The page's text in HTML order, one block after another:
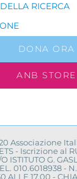
RICERCA
DONA ORA
ANB STORE
Associazione
- Iscrizione al
ISTITUTO G.
010.6018938 -
ALLE 17.00 -